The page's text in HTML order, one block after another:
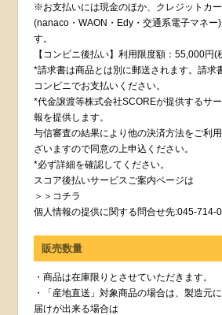
※お支払いには現金のほか、クレジットカ
(nanaco・WAON・Edy・交通系電子マネー
す。
【コンビニ後払い】利用限度額：55,000円(
*請求書は商品とは別に郵送されます。請求
コンビニでお支払いください。
*代金譲渡等株式会社SCOREが提供するサ
報を提供します。
与信審査の結果により他の決済方法をご利
ざいますので同意の上申込ください。
*必ず詳細を確認してください。
スコア後払いサービスご案内ページは
＞＞コチラ
個人情報の提供に関する問合せ先:045-714-
販売数量
・商品は在庫限りとさせていただきます。
・「産地直送」対象商品の場合は、製造元
届けが出来る場合は